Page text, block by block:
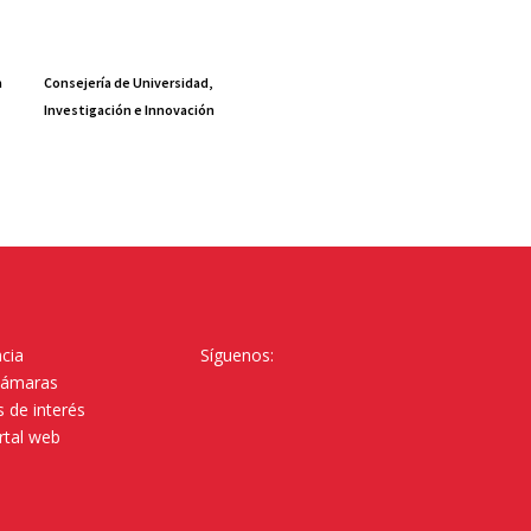
Consejería de Universidad,
Investigación e Innovación
de interés
web
Síguenos: